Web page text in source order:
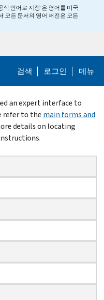
식 언어로 지정’은 영어를 미국
모든 문서의 영어 버전은 모든
검색 로그인 메뉴
an expert interface to
refer to the main forms and
details on locating